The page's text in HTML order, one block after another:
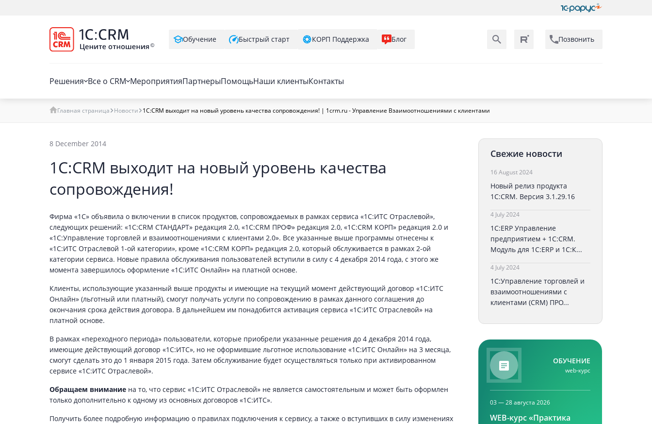
Обучение Быстрый старт КОРП Поддержка Блог Позвонить
Решения Все о CRM МероприятияПартнерыПомощьНаши клиентыКонтакты
Главная страница Новости 1С:CRM выходит на новый уровень качества сопровождения! | 1crm.ru - Управление Взаимоотношениями с клиентами
8 December 2014
1С:CRM выходит на новый уровень качества
сопровождения!
Фирма «1С» объявила о включении в список продуктов, сопровождаемых в рамках сервиса «1С:ИТС Отраслевой»,
следующих решений: «1С:CRM СТАНДАРТ» редакция 2.0, «1С:CRM ПРОФ» редакция 2.0, «1С:CRM КОРП» редакция 2.0 и
«1С:Управление торговлей и взаимоотношениями с клиентами 2.0». Все указанные выше программы отнесены к
«1С:ИТС Отраслевой 1-ой категории», кроме «1С:CRM КОРП» редакция 2.0, который обслуживается в рамках 2-ой
категории сервиса. Новые правила обслуживания пользователей вступили в силу с 4 декабря 2014 года, с этого же
момента завершилось оформление «1С:ИТС Онлайн» на платной основе.
Клиенты, использующие указанный выше продукты и имеющие на текущий момент действующий договор «1С:ИТС
Онлайн» (льготный или платный), смогут получать услуги по сопровождению в рамках данного соглашения до
окончания срока действия договора. В дальнейшем им понадобится активация сервиса «1С:ИТС Отраслевой» на
платной основе.
В рамках «переходного периода» пользователи, которые приобрели указанные решения до 4 декабря 2014 года,
имеющие действующий договор «1С:ИТС», но не оформившие льготное использование «1С:ИТС Онлайн» на 3 месяца,
смогут сделать это до 1 января 2015 года. Затем обслуживание будет осуществляться только при активированном
сервисе «1С:ИТС Отраслевой».
Обращаем внимание на то, что сервис «1С:ИТС Отраслевой» не является самостоятельным и может быть оформлен
только дополнительно к одному из основных договоров «1С:ИТС».
Получить более подробную информацию о правилах подключения к сервису, а также о вступивших в силу изменениях
Свежие новости
16 August 2024
Новый релиз продукта
1С:CRM. Версия 3.1.29.16
4 July 2024
1С:ERP Управление
предприятием + 1С:CRM.
Модуль для 1С:ERP и 1С:К...
4 July 2024
1С:Управление торговлей и
взаимоотношениями с
клиентами (CRM) ПРО...
ОБУЧЕНИЕ
web-курс
03 — 28 августа 2026
WEB-курс «Практика